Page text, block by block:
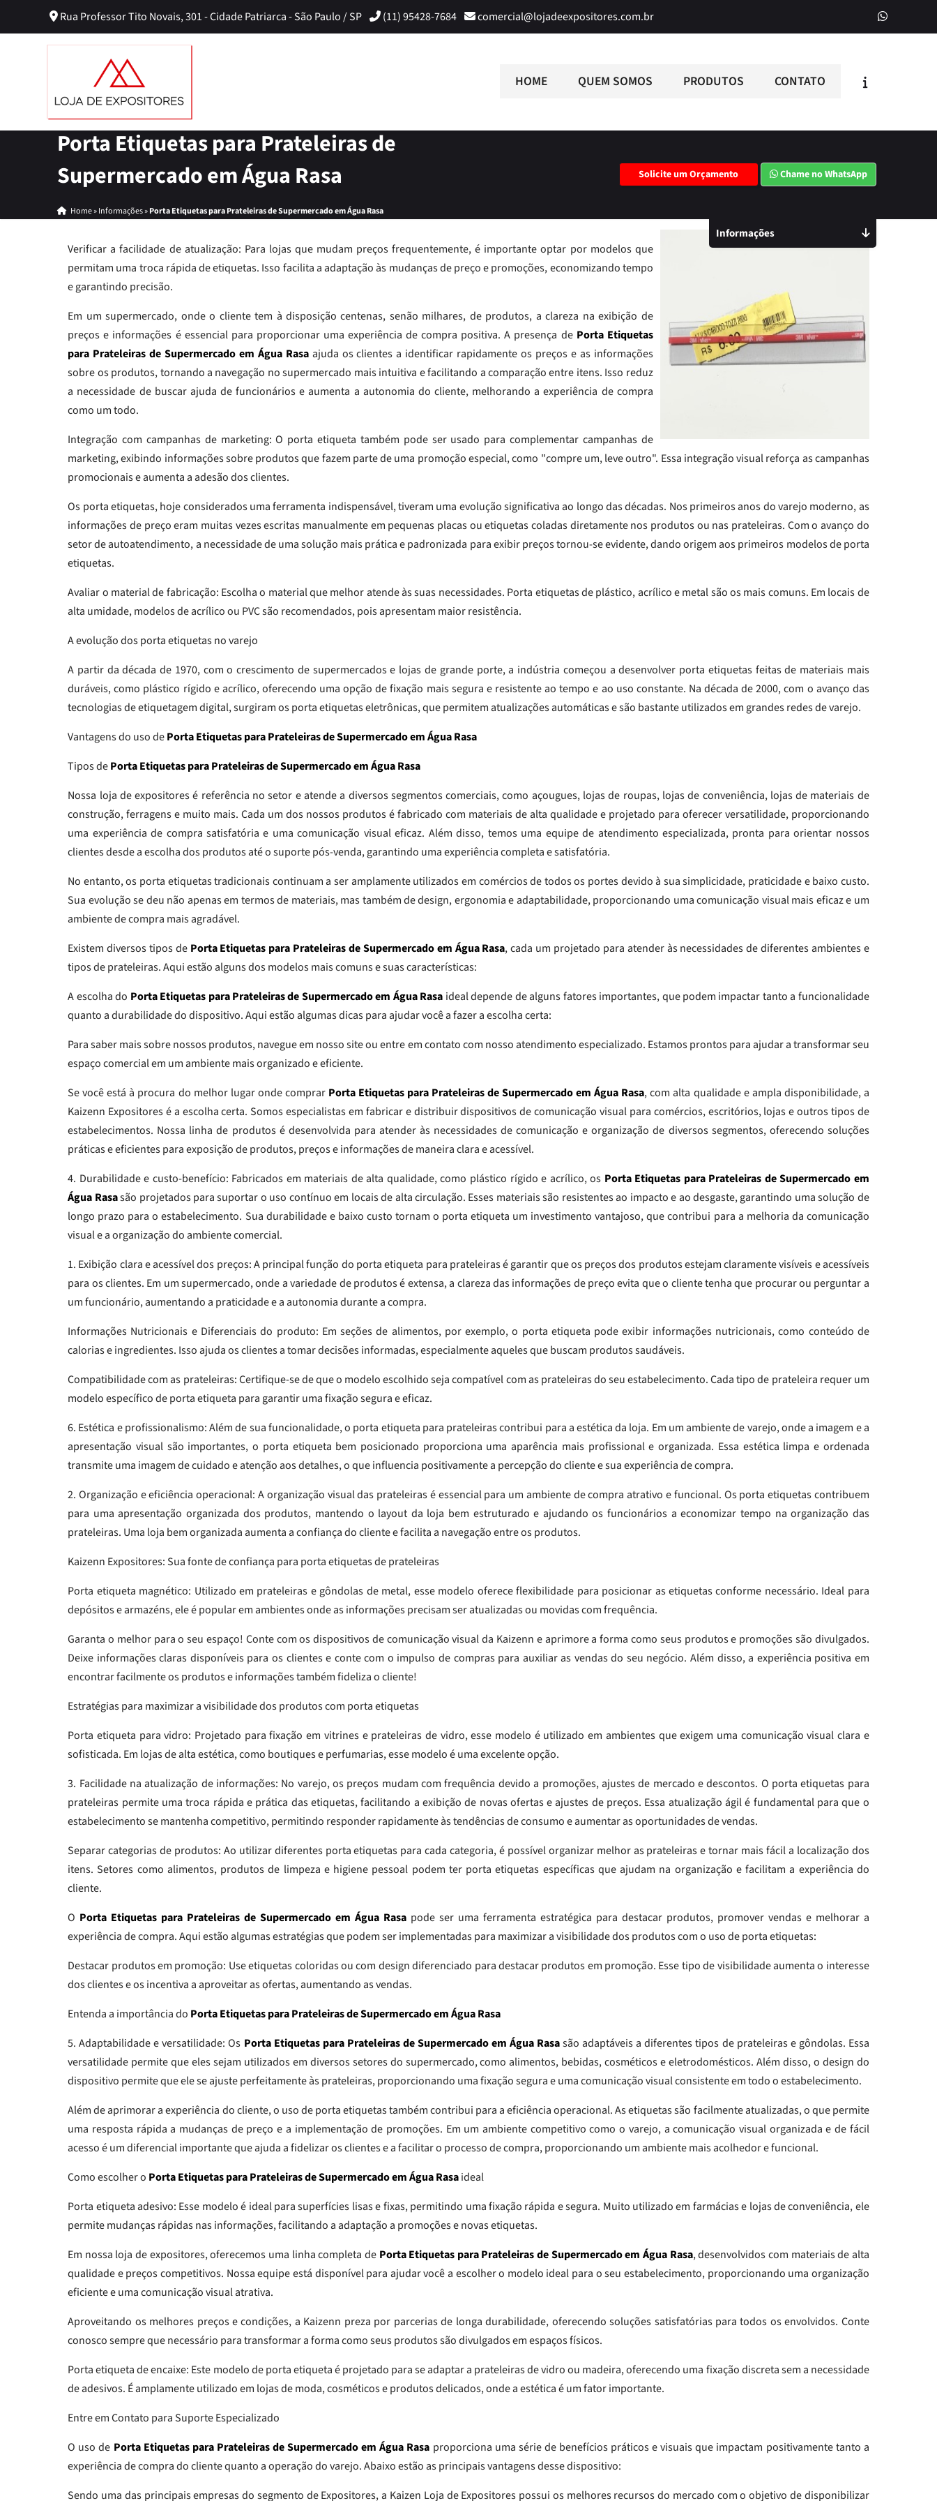
Rua Professor Tito Novais, 301 - Cidade Patriarca - São Paulo / SP (11) 95428-7684 comercial@lojadeexpositores.com.br
HOME QUEM SOMOS PRODUTOS CONTATO
Porta Etiquetas para Prateleiras de
Supermercado em Água Rasa
Home»Informações»Porta Etiquetas para Prateleiras de Supermercado em Água Rasa
Solicite um Orçamento Chame no WhatsApp
Verificar a facilidade de atualização: Para lojas que mudam preços frequentemente, é importante optar por modelos que
permitam uma troca rápida de etiquetas. Isso facilita a adaptação às mudanças de preço e promoções, economizando tempo
e garantindo precisão.
Em um supermercado, onde o cliente tem à disposição centenas, senão milhares, de produtos, a clareza na exibição de
preços e informações é essencial para proporcionar uma experiência de compra positiva. A presença de Porta Etiquetas
para Prateleiras de Supermercado em Água Rasaajuda os clientes a identificar rapidamente os preços e as informações
sobre os produtos, tornando a navegação no supermercado mais intuitiva e facilitando a comparação entre itens. Isso reduz
a necessidade de buscar ajuda de funcionários e aumenta a autonomia do cliente, melhorando a experiência de compra
como um todo.
Integração com campanhas de marketing: O porta etiqueta também pode ser usado para complementar campanhas de
marketing, exibindo informações sobre produtos que fazem parte de uma promoção especial, como "compre um, leve outro". Essa integração visual reforça as campanhas
promocionais e aumenta a adesão dos clientes.
Os porta etiquetas, hoje considerados uma ferramenta indispensável, tiveram uma evolução significativa ao longo das décadas. Nos primeiros anos do varejo moderno, as
informações de preço eram muitas vezes escritas manualmente em pequenas placas ou etiquetas coladas diretamente nos produtos ou nas prateleiras. Com o avanço do
setor de autoatendimento, a necessidade de uma solução mais prática e padronizada para exibir preços tornou-se evidente, dando origem aos primeiros modelos de porta
etiquetas.
Avaliar o material de fabricação: Escolha o material que melhor atende às suas necessidades. Porta etiquetas de plástico, acrílico e metal são os mais comuns. Em locais de
alta umidade, modelos de acrílico ou PVC são recomendados, pois apresentam maior resistência.
A evolução dos porta etiquetas no varejo
A partir da década de 1970, com o crescimento de supermercados e lojas de grande porte, a indústria começou a desenvolver porta etiquetas feitas de materiais mais
duráveis, como plástico rígido e acrílico, oferecendo uma opção de fixação mais segura e resistente ao tempo e ao uso constante. Na década de 2000, com o avanço das
tecnologias de etiquetagem digital, surgiram os porta etiquetas eletrônicas, que permitem atualizações automáticas e são bastante utilizados em grandes redes de varejo.
Vantagens do uso dePorta Etiquetas para Prateleiras de Supermercado em Água Rasa
Tipos dePorta Etiquetas para Prateleiras de Supermercado em Água Rasa
Nossa loja de expositores é referência no setor e atende a diversos segmentos comerciais, como açougues, lojas de roupas, lojas de conveniência, lojas de materiais de
construção, ferragens e muito mais. Cada um dos nossos produtos é fabricado com materiais de alta qualidade e projetado para oferecer versatilidade, proporcionando
uma experiência de compra satisfatória e uma comunicação visual eficaz. Além disso, temos uma equipe de atendimento especializada, pronta para orientar nossos
clientes desde a escolha dos produtos até o suporte pós-venda, garantindo uma experiência completa e satisfatória.
No entanto, os porta etiquetas tradicionais continuam a ser amplamente utilizados em comércios de todos os portes devido à sua simplicidade, praticidade e baixo custo.
Sua evolução se deu não apenas em termos de materiais, mas também de design, ergonomia e adaptabilidade, proporcionando uma comunicação visual mais eficaz e um
ambiente de compra mais agradável.
Existem diversos tipos de Porta Etiquetas para Prateleiras de Supermercado em Água Rasa, cada um projetado para atender às necessidades de diferentes ambientes e
tipos de prateleiras. Aqui estão alguns dos modelos mais comuns e suas características:
A escolha do Porta Etiquetas para Prateleiras de Supermercado em Água Rasa ideal depende de alguns fatores importantes, que podem impactar tanto a funcionalidade
quanto a durabilidade do dispositivo. Aqui estão algumas dicas para ajudar você a fazer a escolha certa:
Para saber mais sobre nossos produtos, navegue em nosso site ou entre em contato com nosso atendimento especializado. Estamos prontos para ajudar a transformar seu
espaço comercial em um ambiente mais organizado e eficiente.
Se você está à procura do melhor lugar onde comprar Porta Etiquetas para Prateleiras de Supermercado em Água Rasa, com alta qualidade e ampla disponibilidade, a
Kaizenn Expositores é a escolha certa. Somos especialistas em fabricar e distribuir dispositivos de comunicação visual para comércios, escritórios, lojas e outros tipos de
estabelecimentos. Nossa linha de produtos é desenvolvida para atender às necessidades de comunicação e organização de diversos segmentos, oferecendo soluções
práticas e eficientes para exposição de produtos, preços e informações de maneira clara e acessível.
4. Durabilidade e custo-benefício: Fabricados em materiais de alta qualidade, como plástico rígido e acrílico, os Porta Etiquetas para Prateleiras de Supermercado em
Água Rasasão projetados para suportar o uso contínuo em locais de alta circulação. Esses materiais são resistentes ao impacto e ao desgaste, garantindo uma solução de
longo prazo para o estabelecimento. Sua durabilidade e baixo custo tornam o porta etiqueta um investimento vantajoso, que contribui para a melhoria da comunicação
visual e a organização do ambiente comercial.
1. Exibição clara e acessível dos preços: A principal função do porta etiqueta para prateleiras é garantir que os preços dos produtos estejam claramente visíveis e acessíveis
para os clientes. Em um supermercado, onde a variedade de produtos é extensa, a clareza das informações de preço evita que o cliente tenha que procurar ou perguntar a
um funcionário, aumentando a praticidade e a autonomia durante a compra.
Informações Nutricionais e Diferenciais do produto: Em seções de alimentos, por exemplo, o porta etiqueta pode exibir informações nutricionais, como conteúdo de
calorias e ingredientes. Isso ajuda os clientes a tomar decisões informadas, especialmente aqueles que buscam produtos saudáveis.
Compatibilidade com as prateleiras: Certifique-se de que o modelo escolhido seja compatível com as prateleiras do seu estabelecimento. Cada tipo de prateleira requer um
modelo específico de porta etiqueta para garantir uma fixação segura e eficaz.
6. Estética e profissionalismo: Além de sua funcionalidade, o porta etiqueta para prateleiras contribui para a estética da loja. Em um ambiente de varejo, onde a imagem e a
apresentação visual são importantes, o porta etiqueta bem posicionado proporciona uma aparência mais profissional e organizada. Essa estética limpa e ordenada
transmite uma imagem de cuidado e atenção aos detalhes, o que influencia positivamente a percepção do cliente e sua experiência de compra.
2. Organização e eficiência operacional: A organização visual das prateleiras é essencial para um ambiente de compra atrativo e funcional. Os porta etiquetas contribuem
para uma apresentação organizada dos produtos, mantendo o layout da loja bem estruturado e ajudando os funcionários a economizar tempo na organização das
prateleiras. Uma loja bem organizada aumenta a confiança do cliente e facilita a navegação entre os produtos.
Kaizenn Expositores: Sua fonte de confiança para porta etiquetas de prateleiras
Porta etiqueta magnético: Utilizado em prateleiras e gôndolas de metal, esse modelo oferece flexibilidade para posicionar as etiquetas conforme necessário. Ideal para
depósitos e armazéns, ele é popular em ambientes onde as informações precisam ser atualizadas ou movidas com frequência.
Garanta o melhor para o seu espaço! Conte com os dispositivos de comunicação visual da Kaizenn e aprimore a forma como seus produtos e promoções são divulgados.
Deixe informações claras disponíveis para os clientes e conte com o impulso de compras para auxiliar as vendas do seu negócio. Além disso, a experiência positiva em
encontrar facilmente os produtos e informações também fideliza o cliente!
Estratégias para maximizar a visibilidade dos produtos com porta etiquetas
Porta etiqueta para vidro: Projetado para fixação em vitrines e prateleiras de vidro, esse modelo é utilizado em ambientes que exigem uma comunicação visual clara e
sofisticada. Em lojas de alta estética, como boutiques e perfumarias, esse modelo é uma excelente opção.
3. Facilidade na atualização de informações: No varejo, os preços mudam com frequência devido a promoções, ajustes de mercado e descontos. O porta etiquetas para
prateleiras permite uma troca rápida e prática das etiquetas, facilitando a exibição de novas ofertas e ajustes de preços. Essa atualização ágil é fundamental para que o
estabelecimento se mantenha competitivo, permitindo responder rapidamente às tendências de consumo e aumentar as oportunidades de vendas.
Separar categorias de produtos: Ao utilizar diferentes porta etiquetas para cada categoria, é possível organizar melhor as prateleiras e tornar mais fácil a localização dos
itens. Setores como alimentos, produtos de limpeza e higiene pessoal podem ter porta etiquetas específicas que ajudam na organização e facilitam a experiência do
cliente.
O Porta Etiquetas para Prateleiras de Supermercado em Água Rasa pode ser uma ferramenta estratégica para destacar produtos, promover vendas e melhorar a
experiência de compra. Aqui estão algumas estratégias que podem ser implementadas para maximizar a visibilidade dos produtos com o uso de porta etiquetas:
Destacar produtos em promoção: Use etiquetas coloridas ou com design diferenciado para destacar produtos em promoção. Esse tipo de visibilidade aumenta o interesse
dos clientes e os incentiva a aproveitar as ofertas, aumentando as vendas.
Entenda a importância do Porta Etiquetas para Prateleiras de Supermercado em Água Rasa
5. Adaptabilidade e versatilidade: Os Porta Etiquetas para Prateleiras de Supermercado em Água Rasasão adaptáveis a diferentes tipos de prateleiras e gôndolas. Essa
versatilidade permite que eles sejam utilizados em diversos setores do supermercado, como alimentos, bebidas, cosméticos e eletrodomésticos. Além disso, o design do
dispositivo permite que ele se ajuste perfeitamente às prateleiras, proporcionando uma fixação segura e uma comunicação visual consistente em todo o estabelecimento.
Além de aprimorar a experiência do cliente, o uso de porta etiquetas também contribui para a eficiência operacional. As etiquetas são facilmente atualizadas, o que permite
uma resposta rápida a mudanças de preço e a implementação de promoções. Em um ambiente competitivo como o varejo, a comunicação visual organizada e de fácil
acesso é um diferencial importante que ajuda a fidelizar os clientes e a facilitar o processo de compra, proporcionando um ambiente mais acolhedor e funcional.
Como escolher o Porta Etiquetas para Prateleiras de Supermercado em Água Rasaideal
Porta etiqueta adesivo: Esse modelo é ideal para superfícies lisas e fixas, permitindo uma fixação rápida e segura. Muito utilizado em farmácias e lojas de conveniência, ele
permite mudanças rápidas nas informações, facilitando a adaptação a promoções e novas etiquetas.
Em nossa loja de expositores, oferecemos uma linha completa de Porta Etiquetas para Prateleiras de Supermercado em Água Rasa, desenvolvidos com materiais de alta
qualidade e preços competitivos. Nossa equipe está disponível para ajudar você a escolher o modelo ideal para o seu estabelecimento, proporcionando uma organização
eficiente e uma comunicação visual atrativa.
Aproveitando os melhores preços e condições, a Kaizenn preza por parcerias de longa durabilidade, oferecendo soluções satisfatórias para todos os envolvidos. Conte
conosco sempre que necessário para transformar a forma como seus produtos são divulgados em espaços físicos.
Porta etiqueta de encaixe: Este modelo de porta etiqueta é projetado para se adaptar a prateleiras de vidro ou madeira, oferecendo uma fixação discreta sem a necessidade
de adesivos. É amplamente utilizado em lojas de moda, cosméticos e produtos delicados, onde a estética é um fator importante.
Entre em Contato para Suporte Especializado
O uso de Porta Etiquetas para Prateleiras de Supermercado em Água Rasa proporciona uma série de benefícios práticos e visuais que impactam positivamente tanto a
experiência de compra do cliente quanto a operação do varejo. Abaixo estão as principais vantagens desse dispositivo:
Sendo uma das principais empresas do segmento de Expositores, a Kaizen Loja de Expositores possui os melhores recursos do mercado com o objetivo de disponibilizar
Informações